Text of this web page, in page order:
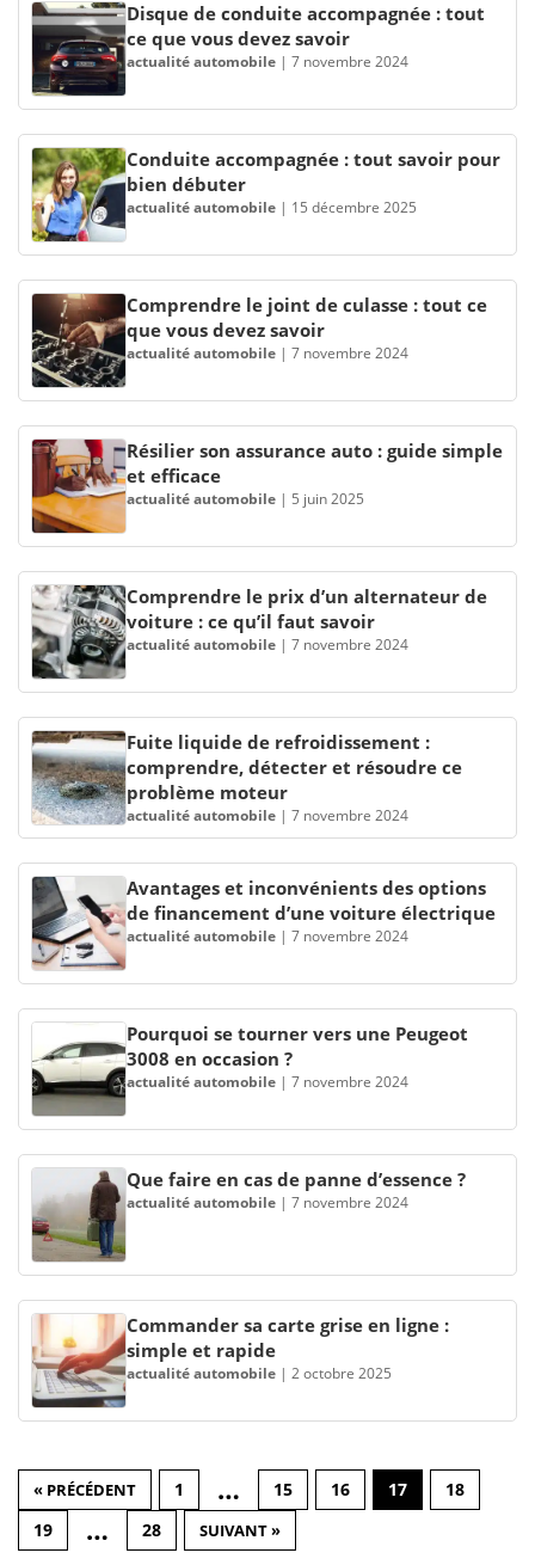
Disque de conduite accompagnée : tout
ce que vous devez savoir
actualité automobile | 7 novembre 2024
Conduite accompagnée : tout savoir pour
bien débuter
actualité automobile | 15 décembre 2025
Comprendre le joint de culasse : tout ce
que vous devez savoir
actualité automobile | 7 novembre 2024
Résilier son assurance auto : guide simple
et efficace
actualité automobile | 5 juin 2025
Comprendre le prix d’un alternateur de
voiture : ce qu’il faut savoir
actualité automobile | 7 novembre 2024
Fuite liquide de refroidissement :
comprendre, détecter et résoudre ce
problème moteur
actualité automobile | 7 novembre 2024
Avantages et inconvénients des options
de financement d’une voiture électrique
actualité automobile | 7 novembre 2024
Pourquoi se tourner vers une Peugeot
3008 en occasion ?
actualité automobile | 7 novembre 2024
Que faire en cas de panne d’essence ?
actualité automobile | 7 novembre 2024
Commander sa carte grise en ligne :
simple et rapide
actualité automobile | 2 octobre 2025
« PRÉCÉDENT 1 … 15 16 17
18
19
… 28 SUIVANT »